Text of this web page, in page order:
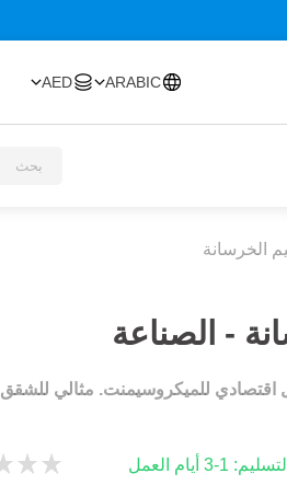
ARABIC
AED
للميكروسيمنت. مثالي للشقق
3 أيام العمل